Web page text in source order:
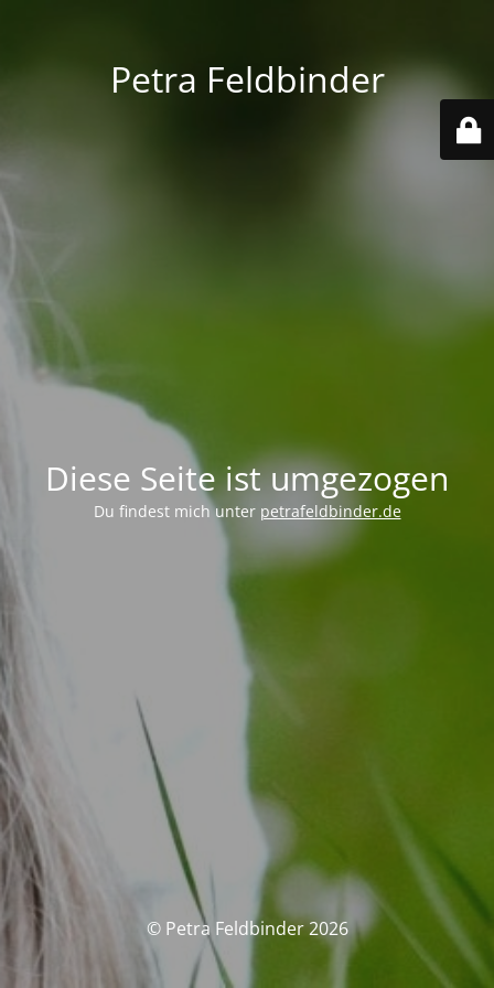
Petra Feldbinder
Diese Seite ist umgezogen
Du findest mich unter petrafeldbinder.de
© Petra Feldbinder 2026